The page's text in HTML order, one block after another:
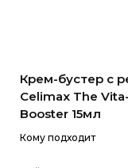
Крем-бустер с
Celimax The
Booster 15мл
Кому подходит